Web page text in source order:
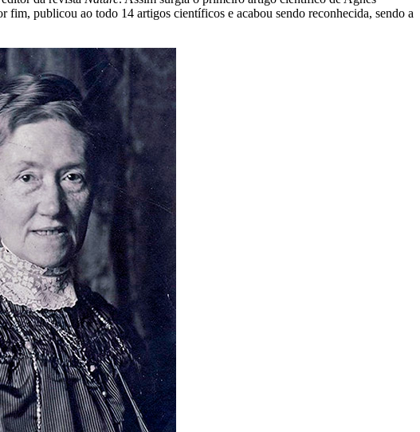
fim, publicou ao todo 14 artigos científicos e acabou sendo reconhecida, sendo a